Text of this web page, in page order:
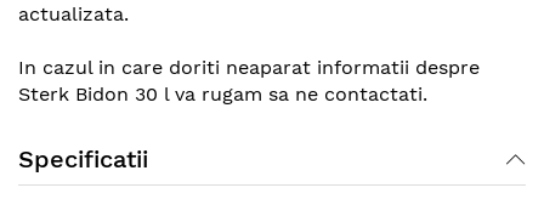
actualizata.
In cazul in care doriti neaparat informatii despre
Sterk Bidon 30 l va rugam sa ne contactati.
Specificatii